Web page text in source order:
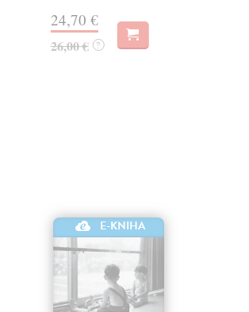
24,70 €
26,00 € ?
E-KNIHA